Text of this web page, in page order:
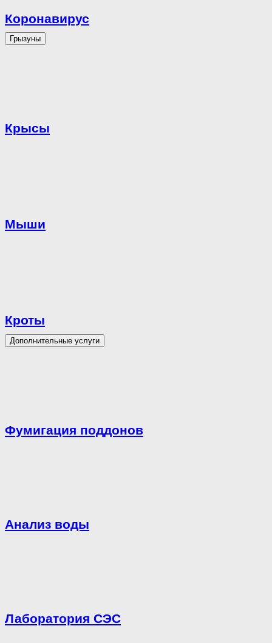
Коронавирус
Грызуны
Крысы
Мыши
Кроты
Дополнительные услуги
Фумигация поддонов
Анализ воды
Лаборатория СЭС